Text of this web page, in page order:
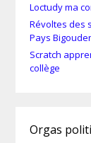
Loctudy ma
Révoltes des
Pays
Scratch
collège
Orgas